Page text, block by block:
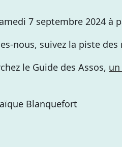
7 septembre 2024 à
nous, suivez la piste des
le Guide des Assos,
Blanquefort